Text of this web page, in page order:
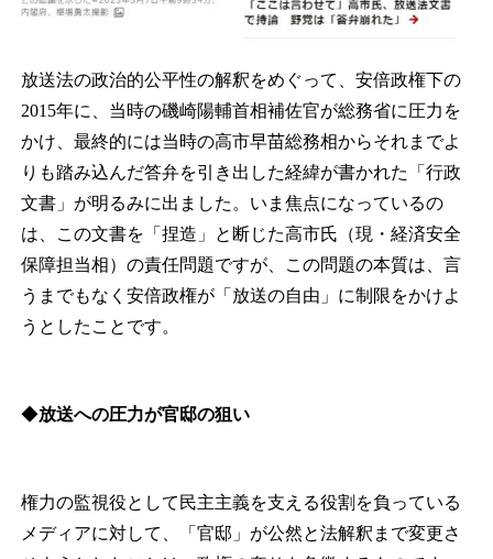
放送法の政治的公平性の解釈をめぐって、安倍政権下の
2015年に、当時の磯崎陽輔首相補佐官が総務省に圧力を
かけ、最終的には当時の高市早苗総務相からそれまでよ
りも踏み込んだ答弁を引き出した経緯が書かれた「行政
文書」が明るみに出ました。いま焦点になっているの
は、この文書を「捏造」と断じた高市氏（現・経済安全
保障担当相）の責任問題ですが、この問題の本質は、言
うまでもなく安倍政権が「放送の自由」に制限をかけよ
うとしたことです。
◆放送への圧力が官邸の狙い
権力の監視役として民主主義を支える役割を負っている
メディアに対して、「官邸」が公然と法解釈まで変更さ